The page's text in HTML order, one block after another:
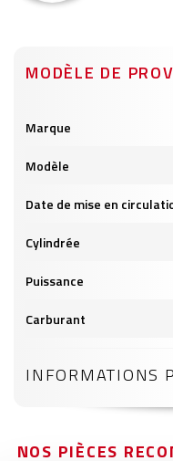
MODÈLE DE
produits
Marque
Modèle
Date de mise en
Cylindrée
Puissance
Carburant
INFORMATIONS
NOS PIÈCES